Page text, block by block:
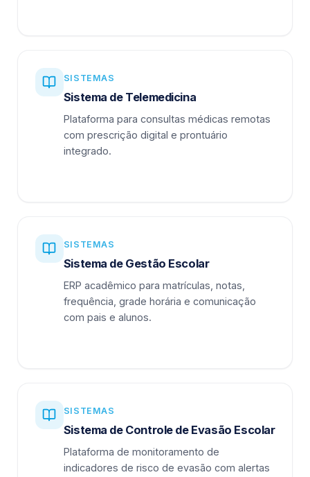
SISTEMAS
Sistema de Telemedicina
Plataforma para consultas médicas remotas
com prescrição digital e prontuário
integrado.
SISTEMAS
Sistema de Gestão Escolar
ERP acadêmico para matrículas, notas,
frequência, grade horária e comunicação
com pais e alunos.
SISTEMAS
Sistema de Controle de Evasão Escolar
Plataforma de monitoramento de
indicadores de risco de evasão com alertas